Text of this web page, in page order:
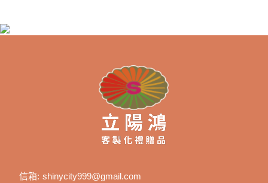
信箱: shinycity999@gmail.com